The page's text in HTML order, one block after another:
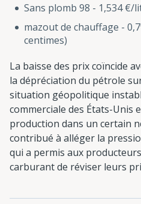
Sans plomb 98 - 1,534 €/
mazout de chauffage -
centimes)
La baisse des prix coïncide
la dépréciation du pétrole
situation géopolitique
commerciale des États-Unis
production dans un certain
contribué à alléger la
qui a permis aux
carburant de réviser leurs